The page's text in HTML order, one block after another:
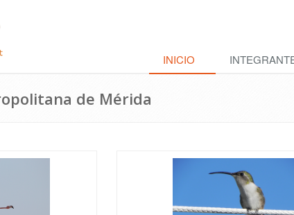
INICIO
de Mérida